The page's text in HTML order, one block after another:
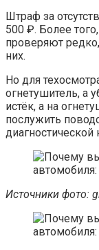
Штраф за
500 ₽. Более
проверяют
них.
Но для
огнетушитель, а
истёк, а на
послужить
диагностической
Источники фото: